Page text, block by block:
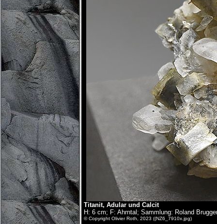
Titanit, Adular und Calcit
H: 6 cm; F: Ahrntal; Sammlung: Roland
© Copyright Olivier Roth, 2023 ((NZ6_7910x.jpg)